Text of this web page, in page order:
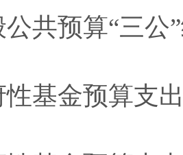
公共预算“三公
性基金预算支